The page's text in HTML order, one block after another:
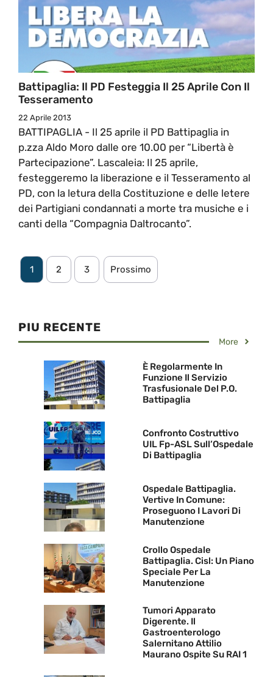
Battipaglia: Il PD Festeggia Il 25 Aprile Con Il
Tesseramento
22 Aprile 2013
BATTIPAGLIA - Il 25 aprile il PD Battipaglia in
p.zza Aldo Moro dalle ore 10.00 per “Libertà è
Partecipazione”. Lascaleia: Il 25 aprile,
festeggeremo la liberazione e il Tesseramento al
PD, con la letura della Costituzione e delle letere
dei Partigiani condannati a morte tra musiche e i
canti della “Compagnia Daltrocanto”.
1 2 3 Prossimo
PIU RECENTE
More
È Regolarmente In
Funzione Il Servizio
Trasfusionale Del P.O.
Battipaglia
Confronto Costruttivo
UIL Fp-ASL Sull’Ospedale
Di Battipaglia
Ospedale Battipaglia.
Vertive In Comune:
Proseguono I Lavori Di
Manutenzione
Crollo Ospedale
Battipaglia. Cisl: Un Piano
Speciale Per La
Manutenzione
Tumori Apparato
Digerente. Il
Gastroenterologo
Salernitano Attilio
Maurano Ospite Su RAI 1